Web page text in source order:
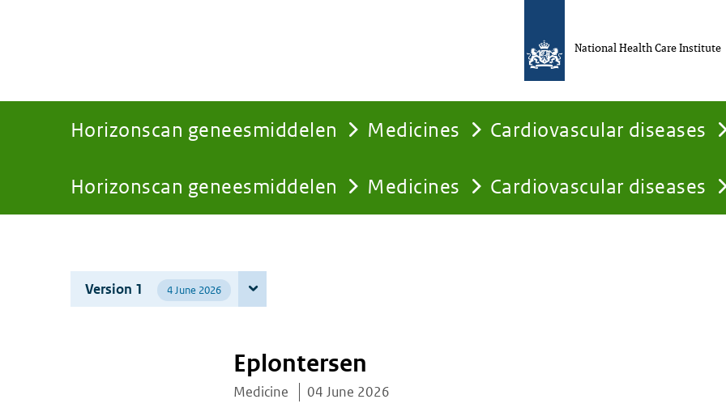
Horizonscan geneesmiddelen Medicines Cardiovascular diseases
You
here:
Horizonscan geneesmiddelen Medicines Cardiovascular diseases
National Health Care Institute
Version 1 4 June 2026
Eplontersen
Medicine 04 June 2026